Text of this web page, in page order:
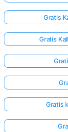
Gratis
Gratis
Gratis